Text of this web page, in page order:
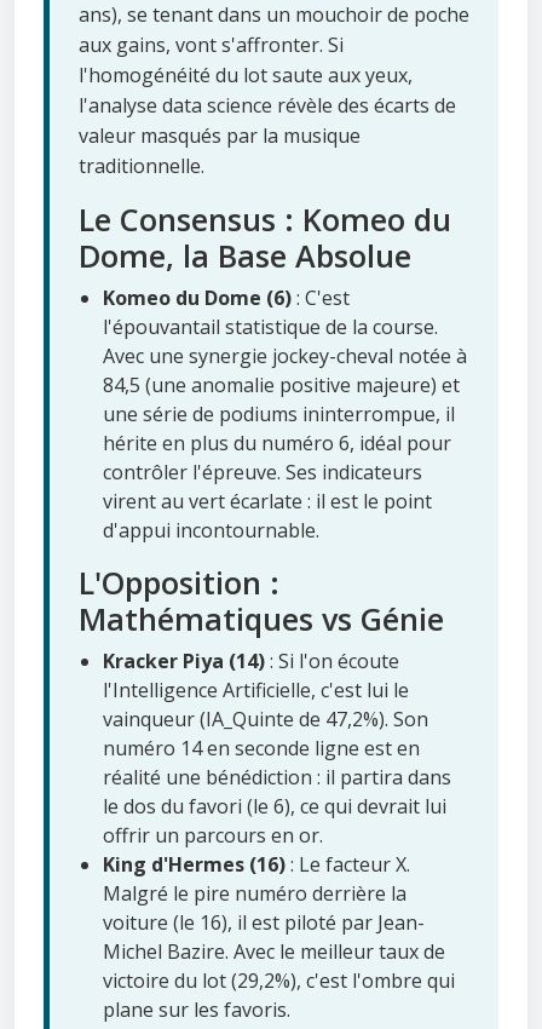
ans), se tenant dans un mouchoir de poche
aux gains, vont s'affronter. Si
l'homogénéité du lot saute aux yeux,
l'analyse data science révèle des écarts de
valeur masqués par la musique
traditionnelle.
Le Consensus : Komeo du
Dome, la Base Absolue
Komeo du Dome (6): C'est
l'épouvantail statistique de la course.
Avec une synergie jockey-cheval notée à
84,5 (une anomalie positive majeure) et
une série de podiums ininterrompue, il
hérite en plus du numéro 6, idéal pour
contrôler l'épreuve. Ses indicateurs
virent au vert écarlate : il est le point
d'appui incontournable.
L'Opposition :
Mathématiques vs Génie
Kracker Piya (14): Si l'on écoute
l'Intelligence Artificielle, c'est lui le
vainqueur (IA_Quinte de 47,2%). Son
numéro 14 en seconde ligne est en
réalité une bénédiction : il partira dans
le dos du favori (le 6), ce qui devrait lui
offrir un parcours en or.
King d'Hermes (16): Le facteur X.
Malgré le pire numéro derrière la
voiture (le 16), il est piloté par Jean-
Michel Bazire. Avec le meilleur taux de
victoire du lot (29,2%), c'est l'ombre qui
plane sur les favoris.